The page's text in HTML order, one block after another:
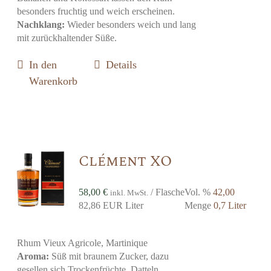
besonders fruchtig und weich erscheinen.
Nachklang: Wieder besonders weich und lang
mit zurückhaltender Süße.
In den
Warenkorb
Details
Clément XO
58,00€ inkl. MwSt. / Flasche
82,86 EUR Liter
Vol. %42,00
Menge0,7 Liter
Rhum Vieux Agricole, Martinique
Aroma: Süß mit braunem Zucker, dazu